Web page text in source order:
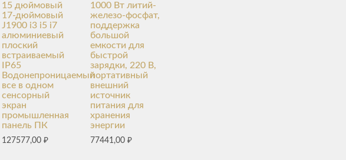
15 дюймовый
17-дюймовый
J1900 i3 i5 i7
алюминиевый
плоский
встраиваемый
IP65
Водонепроницаемый
все в одном
сенсорный
экран
промышленная
панель ПК
127577,00₽
1000 Вт литий-
железо-фосфат,
поддержка
большой
емкости для
быстрой
зарядки, 220 В,
портативный
внешний
источник
питания для
хранения
энергии
77441,00 ₽